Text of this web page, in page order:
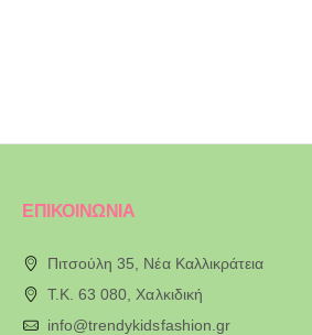
ΕΠΙΚΟΙΝΩΝΙΑ
Πιτσούλη 35, Νέα Καλλικράτεια
T.K. 63 080, Χαλκιδική
info@trendykidsfashion.gr